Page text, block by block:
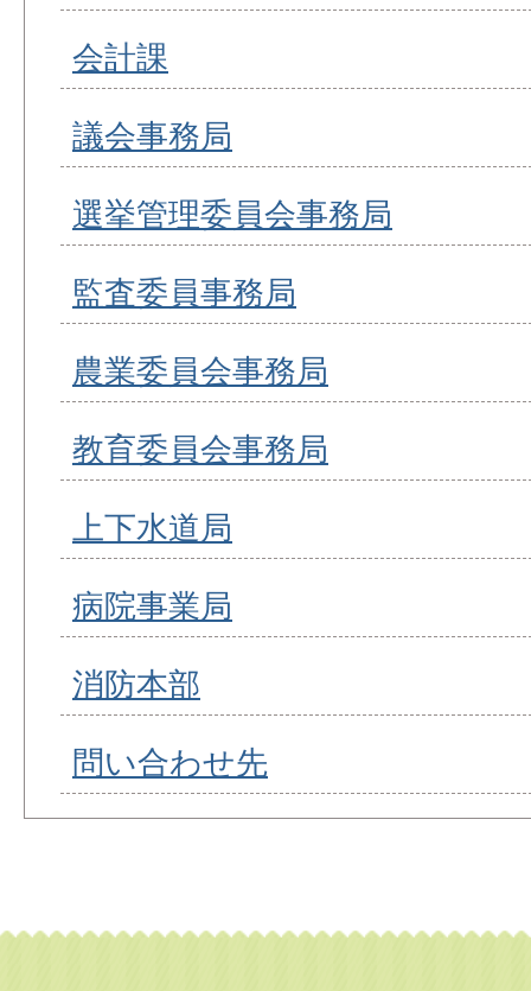
会計課
議会事務局
選挙管理委員会事務局
監査委員事務局
農業委員会事務局
教育委員会事務局
上下水道局
病院事業局
消防本部
問い合わせ先